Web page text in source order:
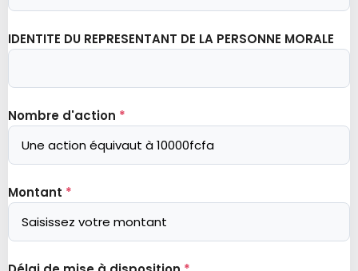
IDENTITE DU REPRESENTANT DE LA PERSONNE MORALE
Nombre d'action *
Montant *